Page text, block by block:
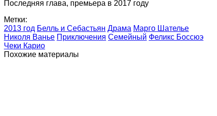
Последняя глава, премьера в 2017 году
Метки:
2013 год Белль и Себастьян Драма Марго Шателье
Николя Ванье Приключения Семейный Феликс Боссюэ
Чеки Карио
Похожие материалы